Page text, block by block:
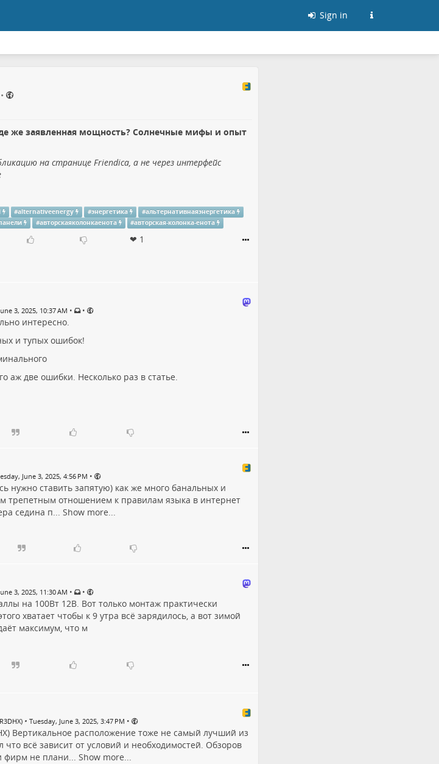
Sign in
•
же заявленная мощность? Солнечные мифы и опыт
на странице Friendica, а не через интерфейс
#alternativeenergy #энергетика #альтернативнаяэнергетика
#авторскаяколонкаенота #авторская-колонка-енота
❤ 1
3, 2025, 10:37 AM • •
интересно.
и тупых ошибок!
аж две ошибки. Несколько раз в статье.
June 3, 2025, 4:56 PM •
нужно ставить запятую) как же много банальных и
трепетным отношением к правилам языка в интернет
седина п... Show more...
3, 2025, 11:30 AM • •
на 100Вт 12В. Вот только монтаж практически
хватает чтобы к 9 утра всё зарядилось, а вот зимой
максимум, что м
• Tuesday, June 3, 2025, 3:47 PM •
Вертикальное расположение тоже не самый лучший из
что всё зависит от условий и необходимостей. Обзоров
фирм не плани... Show more...